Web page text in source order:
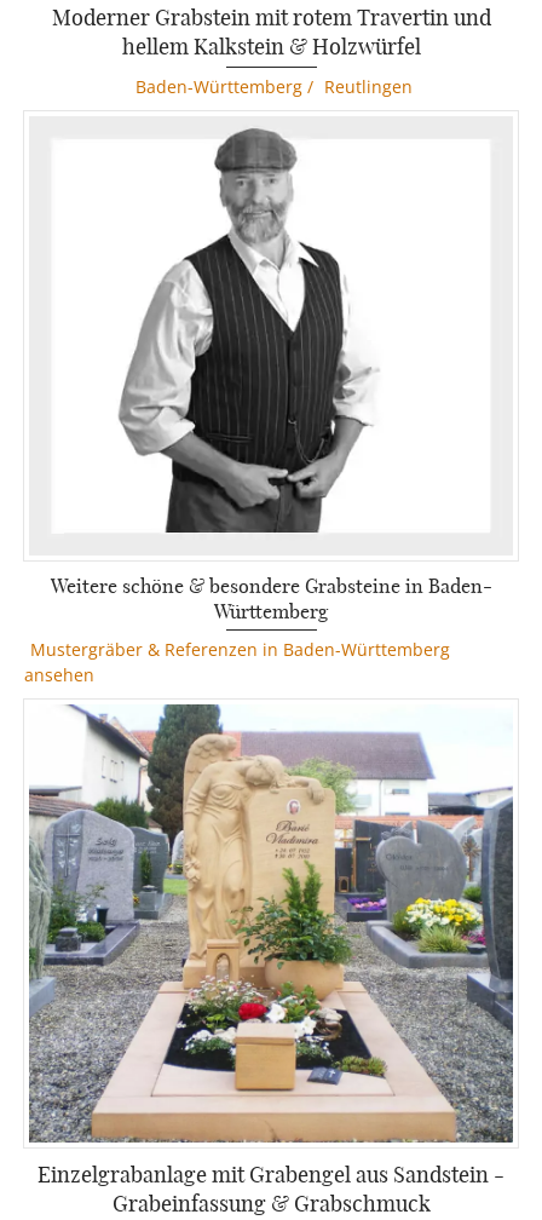
Moderner Grabstein mit rotem Travertin und
hellem Kalkstein & Holzwürfel
Baden-Württemberg / Reutlingen
Weitere schöne & besondere Grabsteine in Baden-
Württemberg
Mustergräber & Referenzen in Baden-Württemberg
ansehen
Einzelgrabanlage mit Grabengel aus Sandstein -
Grabeinfassung & Grabschmuck